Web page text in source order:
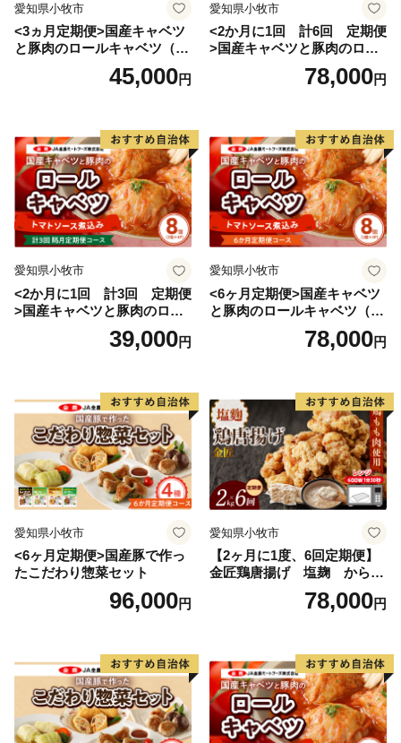
愛知県小牧市
<3ヵ月定期便>国産キャベツ
と豚肉のロールキャベツ（6P
45,000円
愛知県小牧市
<2か月に1回 計6回 定期便
>国産キャベツと豚肉のロー
ルキャベツ（4P入り）
78,000円
愛知県小牧市
<2か月に1回 計3回 定期便
>国産キャベツと豚肉のロー
ルキャベツ（4P入り）
39,000円
愛知県小牧市
<6ヶ月定期便>国産キャベツ
と豚肉のロールキャベツ（4P
78,000円
愛知県小牧市
<6ヶ月定期便>国産豚で作っ
たこだわり惣菜セット
96,000円
愛知県小牧市
【2ヶ月に1度、6回定期便】
金匠鶏唐揚げ 塩麹 からあ
78,000円